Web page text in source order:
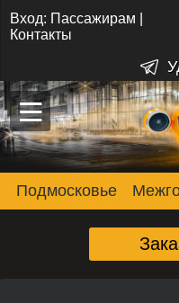
–
–
–
Вход: Пассажирам
Контакты
Подмосковье